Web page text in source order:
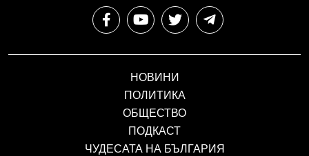
НОВИНИ
ПОЛИТИКА
ОБЩЕСТВО
ПОДКАСТ
ЧУДЕСАТА НА БЪЛГАРИЯ